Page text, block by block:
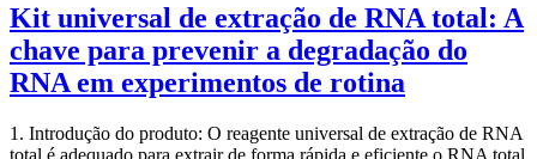
Kit universal de extração de RNA total: A
chave para prevenir a degradação do
RNA em experimentos de rotina
1. Introdução do produto: O reagente universal de extração de RNA
total é adequado para extrair de forma rápida e eficiente o RNA total